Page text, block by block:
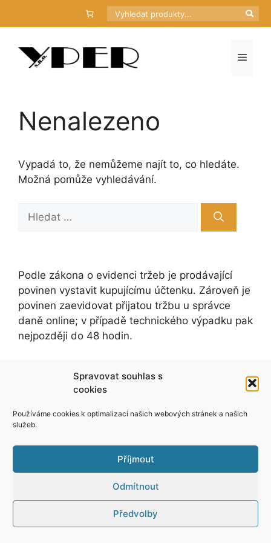
Spravovat souhlas s
cookies
Používáme cookies k optimalizaci našich webových stránek a našich
služeb.
Příjmout
Odmítnout
Předvolby
Hledat
Menu
Nenalezeno
Vypadá to, že nemůžeme najít to, co hledáte.
Možná pomůže vyhledávání.
Podle zákona o evidenci tržeb je prodávající
povinen vystavit kupujícímu účtenku. Zároveň je
povinen zaevidovat přijatou tržbu u správce
daně online; v případě technického výpadku pak
nejpozději do 48 hodin.